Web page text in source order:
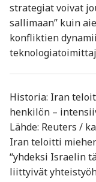
strategiat voivat
sallimaan” kuin
konfliktien
Historia: Iran
henkilön –
Lähde: Reuters /
Iran teloitti
“yhdeksi Israelin
liittyivät